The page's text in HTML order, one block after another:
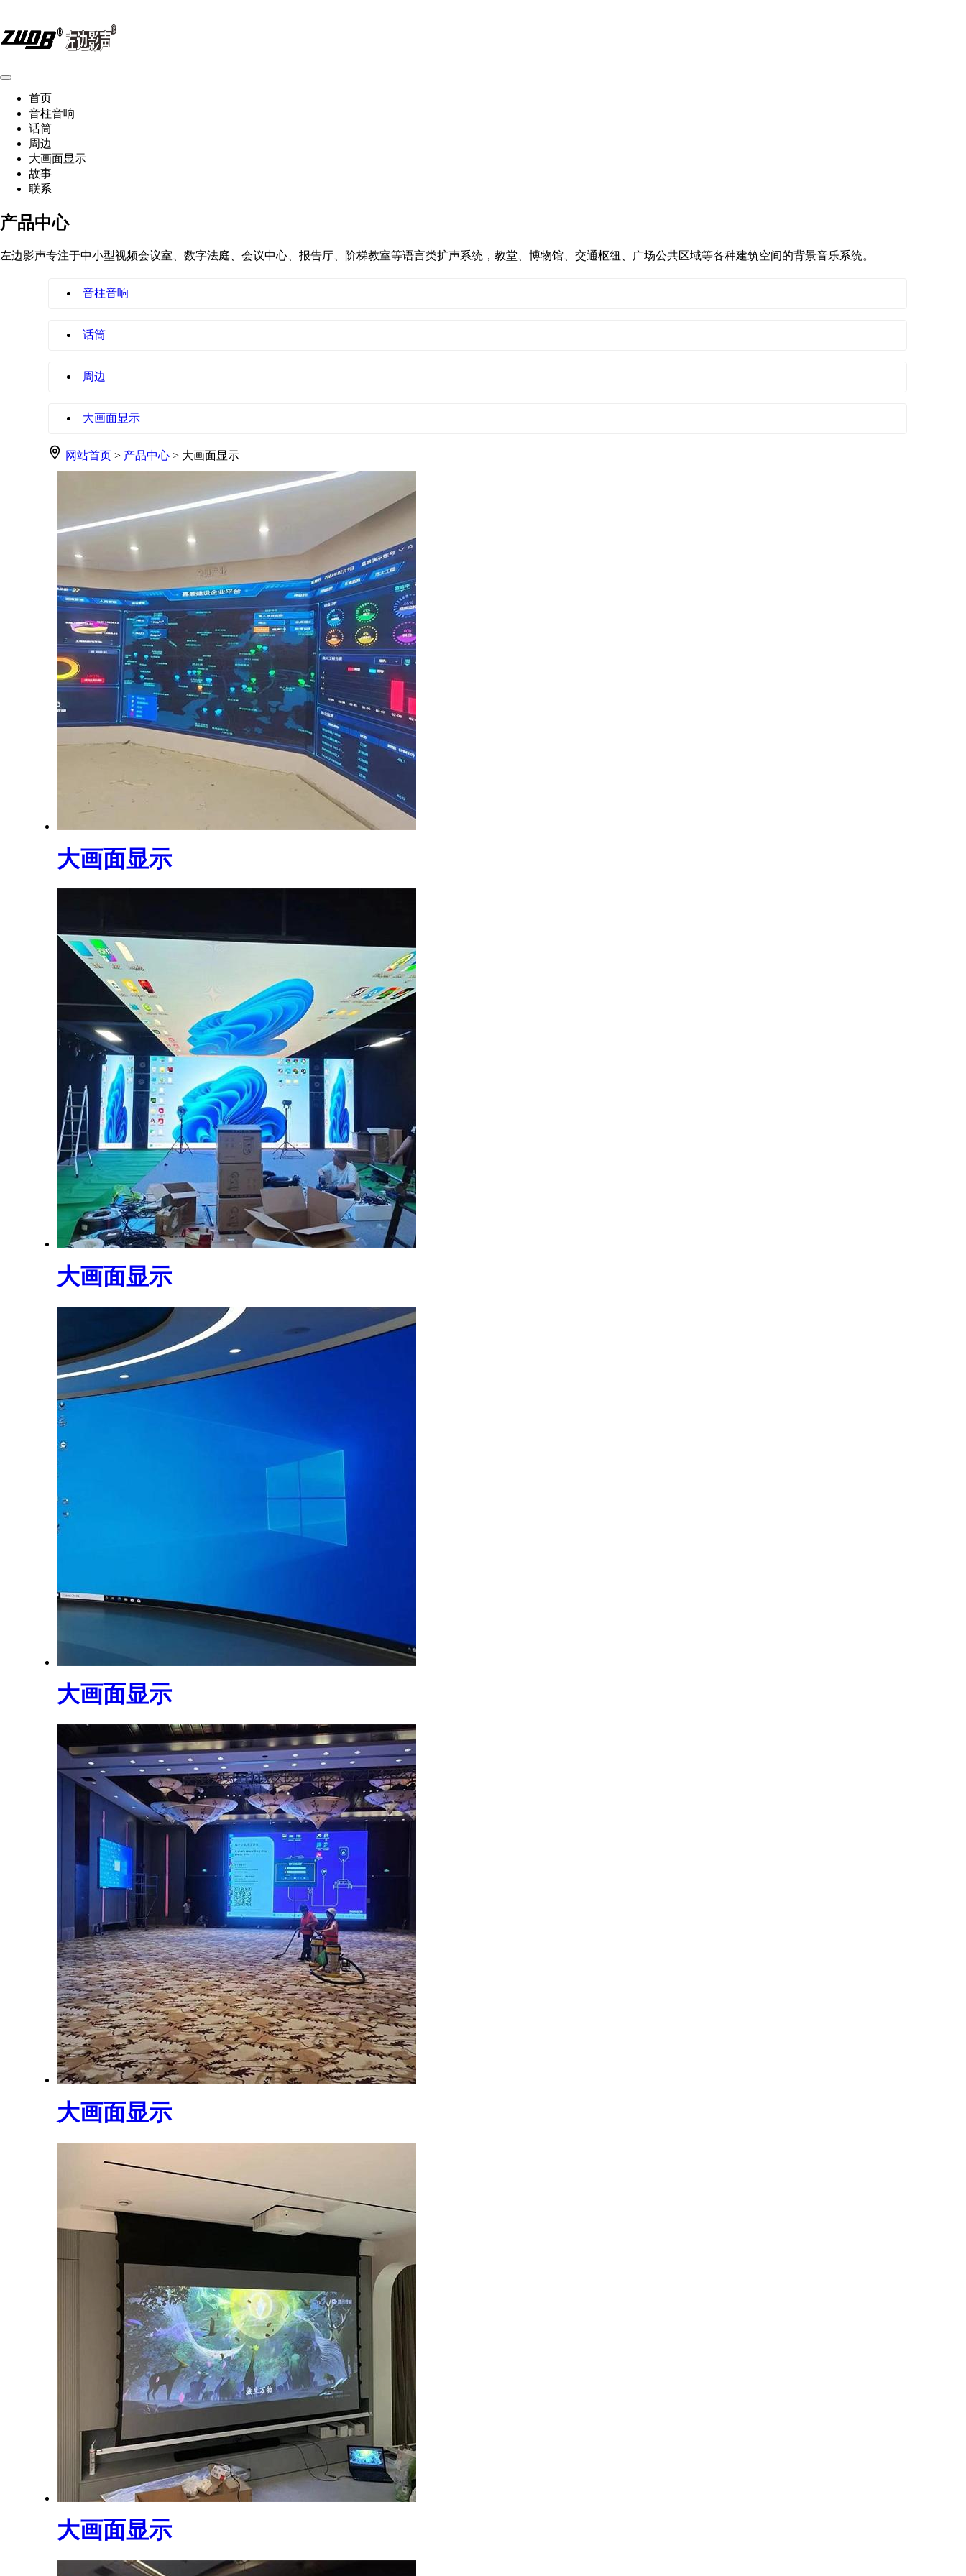
首页
音柱音响
话筒
周边
大画面显示
故事
联系
产品中心
左边影声专注于中小型视频会议室、数字法庭、会议中心、报告厅、阶梯教室等语言类扩声系统，教堂、博物馆、交通枢纽、广场公共区域等各种建筑空间的背景音乐系统。
音柱音响
话筒
周边
大画面显示
网站首页> 产品中心> 大画面显示
大画面显示
大画面显示
大画面显示
大画面显示
大画面显示